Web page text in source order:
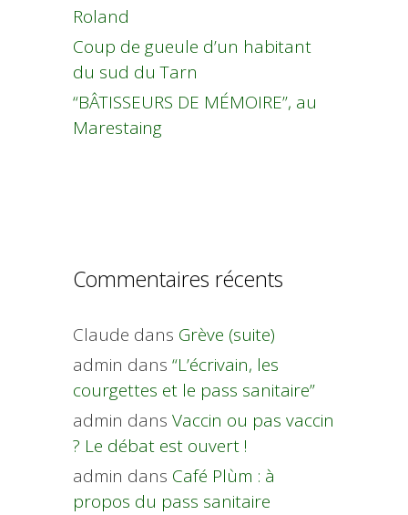
Roland
Coup de gueule d’un habitant
du sud du Tarn
“BÂTISSEURS DE MÉMOIRE”, au
Marestaing
Commentaires récents
Claude dans Grève (suite)
admin dans “L’écrivain, les
courgettes et le pass sanitaire”
admin dans Vaccin ou pas vaccin
? Le débat est ouvert !
admin dans Café Plùm : à
propos du pass sanitaire